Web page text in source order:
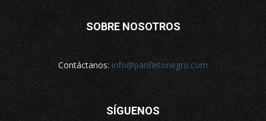
SOBRE NOSOTROS
Contáctanos: info@panfletonegro.com
SÍGUENOS